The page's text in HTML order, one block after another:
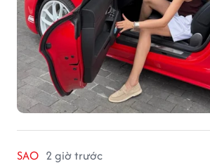
SAO 2 giờ trước